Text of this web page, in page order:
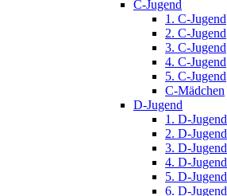
C-Jugend
1. C-Jugend
2. C-Jugend
3. C-Jugend
4. C-Jugend
5. C-Jugend
C-Mädchen
D-Jugend
1. D-Jugend
2. D-Jugend
3. D-Jugend
4. D-Jugend
5. D-Jugend
6. D-Jugend